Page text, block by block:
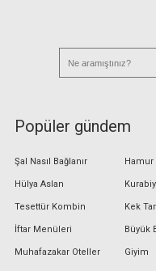
Popüler gündem
Şal Nasıl Bağlanır
Hülya Aslan
Tesettür Kombin
İftar Menüleri
Muhafazakar Oteller
Hamur
Kek
Büyük
Giyim